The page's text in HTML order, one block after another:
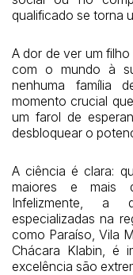
qualificado se torna
A dor de ver um
com o mundo à
nenhuma família
momento crucial
um farol de
desbloquear o
A ciência é clara:
maiores e mais
Infelizmente, a
especializadas na
como Paraíso, Vila
Chácara Klabin, é
excelência são